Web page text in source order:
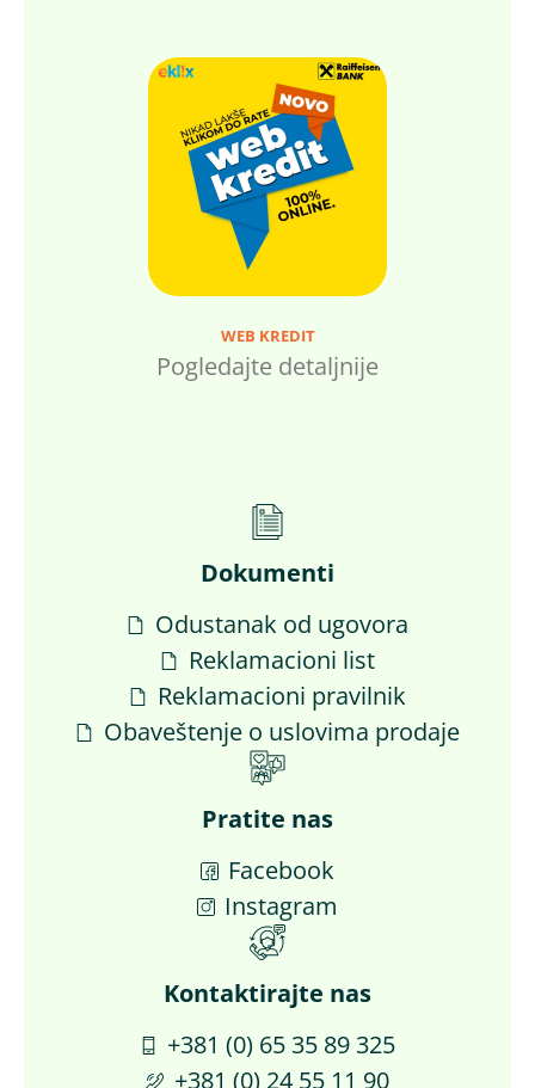
WEB KREDIT
Pogledajte detaljnije
Dokumenti
Odustanak od ugovora
Reklamacioni list
Reklamacioni pravilnik
Obaveštenje o uslovima prodaje
Pratite nas
Facebook
Instagram
Kontaktirajte nas​
+381 (0) 65 35 89 325
+381 (0) 24 55 11 90